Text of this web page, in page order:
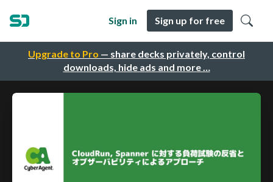
Upgrade to Pro — share decks privately, control
downloads, hide ads and more …
Sign in Sign up for free